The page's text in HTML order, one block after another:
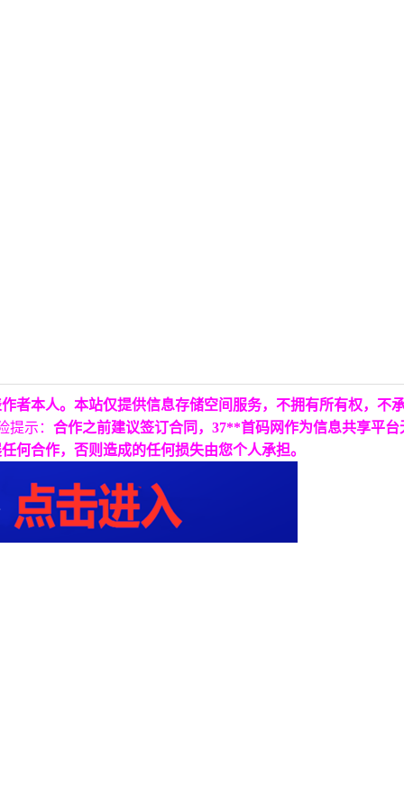
者本人。本站仅提供信息存储空间服务，不拥有所有权，不
提示： 合作之前建议签订合同，37**首码网作为信息共享平
何合作，否则造成的任何损失由您个人承担。